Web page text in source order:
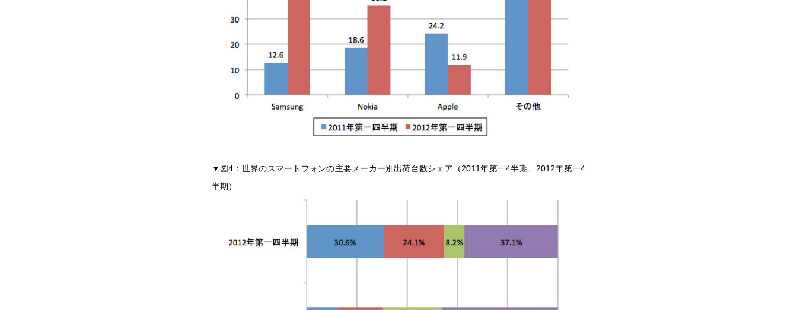
▼図4：世界のスマートフォンの主要メーカー別出荷台数シェア（2011年第一4半期、2012年第一4
半期）